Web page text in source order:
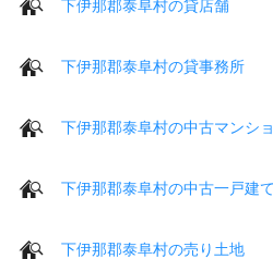
下伊那郡泰阜村の貸店舗
下伊那郡泰阜村の貸事務所
下伊那郡泰阜村の中古マンシ
下伊那郡泰阜村の中古一戸建て
下伊那郡泰阜村の売り土地